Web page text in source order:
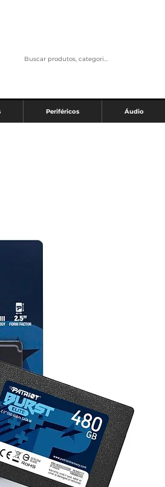
Periféricos Áudio